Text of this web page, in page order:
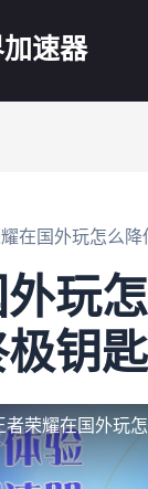
速器
在国外玩怎么
玩
极钥匙
者荣耀在国外玩